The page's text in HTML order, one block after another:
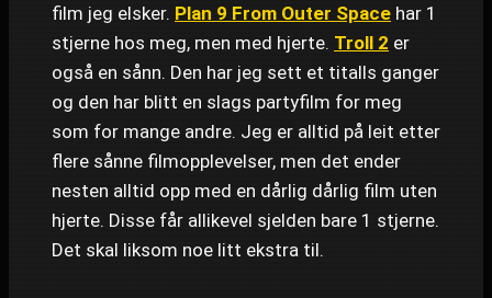
film jeg elsker. Plan 9 From Outer Space har 1
stjerne hos meg, men med hjerte. Troll 2 er
også en sånn. Den har jeg sett et titalls ganger
og den har blitt en slags partyfilm for meg
som for mange andre. Jeg er alltid på leit etter
flere sånne filmopplevelser, men det ender
nesten alltid opp med en dårlig dårlig film uten
hjerte. Disse får allikevel sjelden bare 1 stjerne.
Det skal liksom noe litt ekstra til.